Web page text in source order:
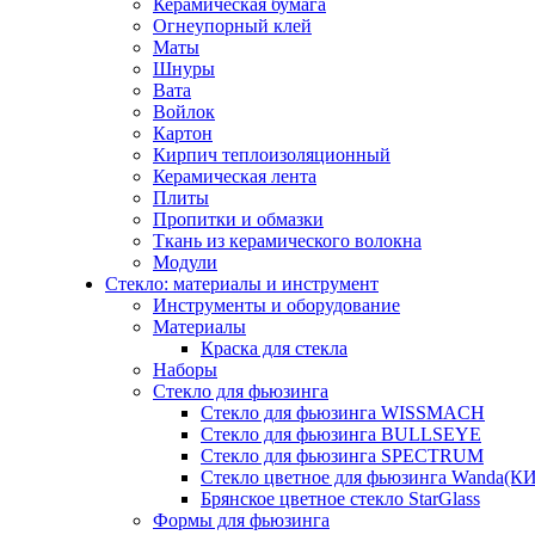
Керамическая бумага
Огнеупорный клей
Маты
Шнуры
Вата
Войлок
Картон
Кирпич теплоизоляционный
Керамическая лента
Плиты
Пропитки и обмазки
Ткань из керамического волокна
Модули
Стекло: материалы и инструмент
Инструменты и оборудование
Материалы
Краска для стекла
Наборы
Стекло для фьюзинга
Стекло для фьюзинга WISSMACH
Стекло для фьюзинга BULLSEYE
Стекло для фьюзинга SPECTRUM
Стекло цветное для фьюзинга
Брянское цветное стекло StarGlass
Формы для фьюзинга